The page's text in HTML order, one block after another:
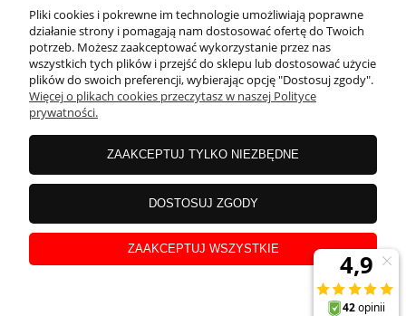
MOJE KONTO
PŁATNOŚCI I DOSTAWA
INFORMACJE
INSTRUKCJE
O NAS
Pliki cookies i pokrewne im technologie umożliwiają poprawne
działanie strony i pomagają nam dostosować ofertę do Twoich
potrzeb. Możesz zaakceptować wykorzystanie przez nas
wszystkich tych plików i przejść do sklepu lub dostosować użycie
plików do swoich preferencji, wybierając opcję "Dostosuj zgody".
Więcej o plikach cookies przeczytasz w naszej Polityce
prywatności.
ZAAKCEPTUJ TYLKO NIEZBĘDNE
DOSTOSUJ ZGODY
ZAAKCEPTUJ WSZYSTKIE